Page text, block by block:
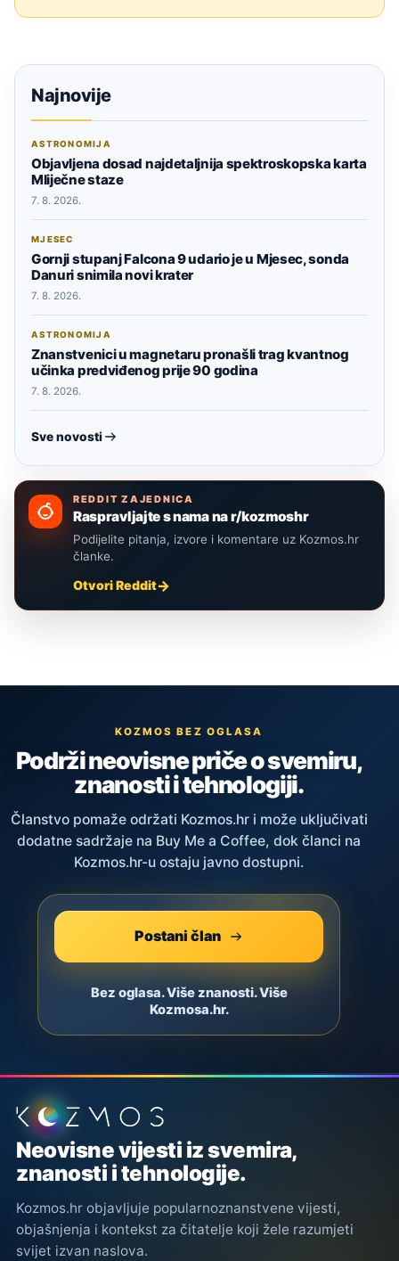
Najnovije
ASTRONOMIJA
Objavljena dosad najdetaljnija spektroskopska karta
Mliječne staze
7. 8. 2026.
MJESEC
Gornji stupanj Falcona 9 udario je u Mjesec, sonda
Danuri snimila novi krater
7. 8. 2026.
ASTRONOMIJA
Znanstvenici u magnetaru pronašli trag kvantnog
učinka predviđenog prije 90 godina
7. 8. 2026.
Sve novosti
REDDIT ZAJEDNICA
Raspravljajte s nama na r/kozmoshr
Podijelite pitanja, izvore i komentare uz Kozmos.hr
članke.
Otvori Reddit
KOZMOS BEZ OGLASA
Podrži neovisne priče o svemiru,
znanosti i tehnologiji.
Članstvo pomaže održati Kozmos.hr i može uključivati
dodatne sadržaje na Buy Me a Coffee, dok članci na
Kozmos.hr-u ostaju javno dostupni.
Postani član
Bez oglasa. Više znanosti. Više
Kozmosa.hr.
Podnožje stranice
Neovisne vijesti iz svemira,
znanosti i tehnologije.
Kozmos.hr objavljuje popularnoznanstvene vijesti,
objašnjenja i kontekst za čitatelje koji žele razumjeti
svijet izvan naslova.